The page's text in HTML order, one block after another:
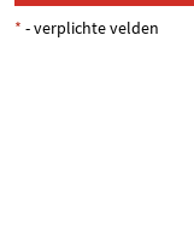
* - verplichte velden